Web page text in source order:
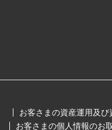
お客さまの資産運用及
お客さまの個人情報のお